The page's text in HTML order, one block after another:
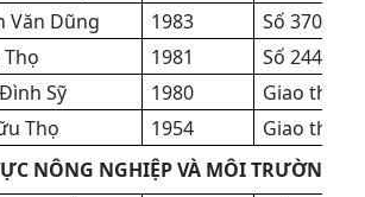
Văn Dũng 1983 Số370
1981
Số 2445/
Sỹ 1980
Giao
Thọ 1954
Giao
NÔNG NGHIỆP VÀ MÔI TRƯỜNG